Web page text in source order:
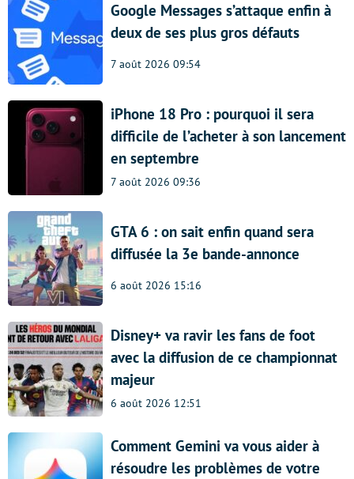
Google Messages s’attaque enfin à
deux de ses plus gros défauts
7 août 2026 09:54
iPhone 18 Pro : pourquoi il sera
difficile de l’acheter à son lancement
en septembre
7 août 2026 09:36
GTA 6 : on sait enfin quand sera
diffusée la 3e bande-annonce
6 août 2026 15:16
Disney+ va ravir les fans de foot
avec la diffusion de ce championnat
majeur
6 août 2026 12:51
Comment Gemini va vous aider à
résoudre les problèmes de votre